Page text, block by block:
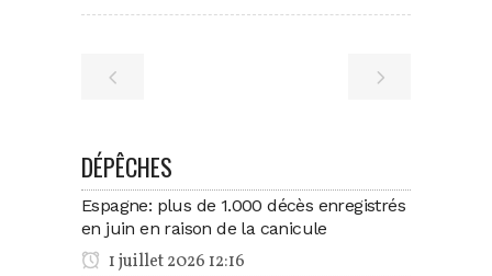
DÉPÊCHES
Espagne: plus de 1.000 décès enregistrés
en juin en raison de la canicule
1 juillet 2026 12:16